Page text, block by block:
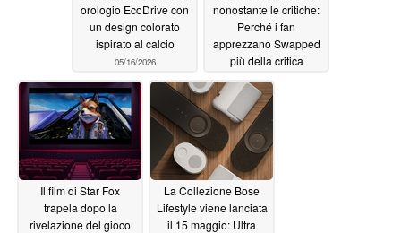
orologio EcoDrive con
un design colorato
ispirato al calcio
05/16/2026
nonostante le critiche:
Perché i fan
apprezzano Swapped
più della critica
05/08/2026
Il film di Star Fox
trapela dopo la
rivelazione del gioco
La Collezione Bose
Lifestyle viene lanciata
il 15 maggio: Ultra